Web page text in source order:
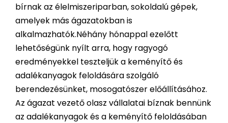
bírnak az élelmiszeriparban, sokoldalú gépek,
amelyek más ágazatokban is
alkalmazhatók.Néhány hónappal ezelőtt
lehetőségünk nyílt arra, hogy ragyogó
eredményekkel teszteljük a keményítő és
adalékanyagok feloldására szolgáló
berendezésünket, mosogatószer előállításához.
Az ágazat vezető olasz vállalatai bíznak bennünk
az adalékanyagok és a keményítő feloldásában